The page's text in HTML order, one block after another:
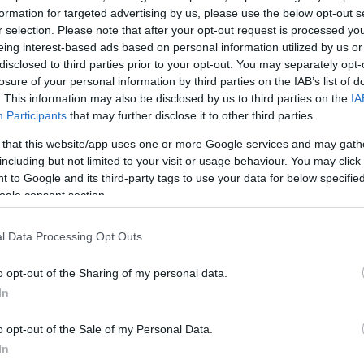
for targeted advertising by us, please use the below opt-out
selection. Please note that after your opt-out request is processed
interest-based ads based on personal information utilized by us
to third parties prior to your opt-out. You may separately
of your personal information by third parties on the IAB’s list of
This information may also be disclosed by us to third parties on the
Participants that may further disclose it to other third parties.
that this website/app uses one or more Google services and may
but not limited to your visit or usage behaviour. You may
to Google and its third-party tags to use your data for below
consent section.
Data Processing Opt Outs
opt-out of the Sharing of my personal data.
opt-out of the Sale of my Personal Data.
βραδιά.
ΔΙΑΦΗΜΙΣΗ